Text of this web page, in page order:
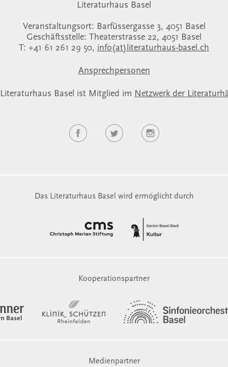
Literaturhaus Basel
Veranstaltungsort: Barfüssergasse 3, 4051 Basel
Geschäftsstelle: Theaterstrasse 22, 4051 Basel
T: +41 61 261 29 50, info(at)literaturhaus-basel.ch
Ansprechpersonen
Basel ist Mitglied im Netzwerk der
Das Literaturhaus Basel wird ermöglicht durch
Kooperationspartner
Medienpartner